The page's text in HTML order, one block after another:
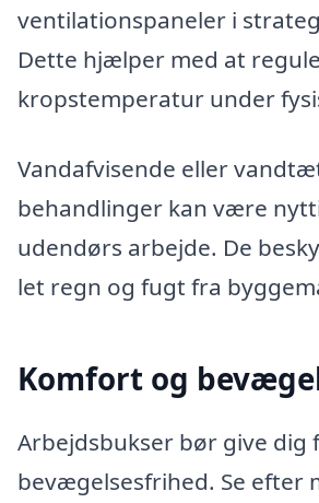
ventilationspaneler i
Dette hjælper med at
kropstemperatur under
Vandafvisende eller
behandlinger kan være
udendørs arbejde. De
let regn og fugt fra
Komfort og
Arbejdsbukser bør give dig
bevægelsesfrihed. Se efter